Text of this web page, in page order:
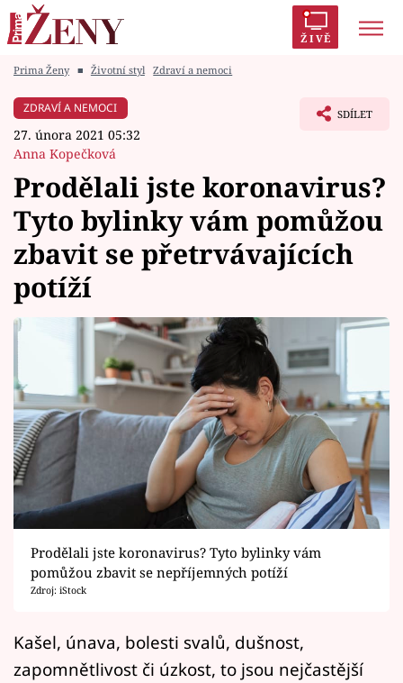
ŽIVĚ
Módní alarm
Zrádci
Témata
Celebrity
Vztahy
Horoskopy
Sledujte prima+
Filmový festival Karlovy Vary
Mámy sobě
Přihlášení
Prima Ženy ■ Životní styl Zdraví a nemoci
ZDRAVÍ A NEMOCI
27. února 2021 05:32
Anna Kopečková
SDÍLET
Prodělali jste koronavirus?
Tyto bylinky vám pomůžou
zbavit se přetrvávajících
potíží
Prodělali jste koronavirus? Tyto bylinky vám
pomůžou zbavit se nepříjemných potíží
Zdroj: iStock
Kašel, únava, bolesti svalů, dušnost,
zapomnětlivost či úzkost, to jsou nejčastější